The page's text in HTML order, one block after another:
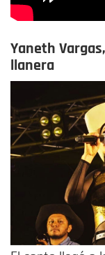
Yaneth
llanera